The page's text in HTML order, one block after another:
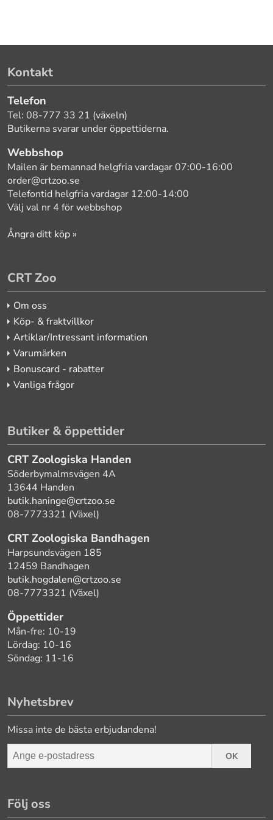
Kontakt
Telefon
Tel: 08-777 33 21 (växeln)
Butikerna svarar under öppettiderna.
Webbshop
Mailen är bemannad helgfria vardagar 07:00-16:00
order@crtzoo.se
Telefontid helgfria vardagar 12:00-14:00
Välj val nr 4 för webbshop
Ångra ditt köp »
CRT Zoo
Om oss
Köp- & fraktvillkor
Artiklar/Intressant information
Varumärken
Bonuscard - rabatter
Vanliga frågor
Butiker & öppettider
CRT Zoologiska Handen
Söderbymalmsvägen 4A
13644 Handen
butik.haninge@crtzoo.se
08-7773321 (Växel)
CRT Zoologiska Bandhagen
Harpsundsvägen 185
12459 Bandhagen
butik.hogdalen@crtzoo.se
08-7773321 (Växel)
Öppettider
Mån-fre: 10-19
Lördag: 10-16
Söndag: 11-16
Nyhetsbrev
Missa inte de bästa erbjudandena!
OK
Följ oss